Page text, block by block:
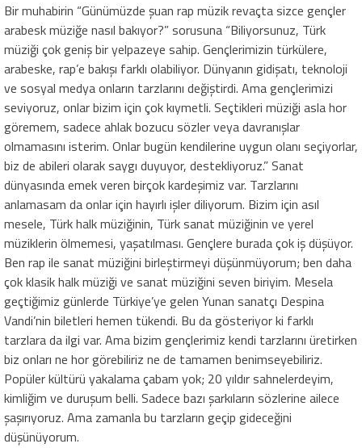
Bir muhabirin “Günümüzde şuan rap müzik revaçta sizce gençler
arabesk müziğe nasıl bakıyor?” sorusuna “Biliyorsunuz, Türk
müziği çok geniş bir yelpazeye sahip. Gençlerimizin türkülere,
arabeske, rap’e bakışı farklı olabiliyor. Dünyanın gidişatı, teknoloji
ve sosyal medya onların tarzlarını değiştirdi. Ama gençlerimizi
seviyoruz, onlar bizim için çok kıymetli. Seçtikleri müziği asla hor
göremem, sadece ahlak bozucu sözler veya davranışlar
olmamasını isterim. Onlar bugün kendilerine uygun olanı seçiyorlar,
biz de abileri olarak saygı duyuyor, destekliyoruz.” Sanat
dünyasında emek veren birçok kardeşimiz var. Tarzlarını
anlamasam da onlar için hayırlı işler diliyorum. Bizim için asıl
mesele, Türk halk müziğinin, Türk sanat müziğinin ve yerel
müziklerin ölmemesi, yaşatılması. Gençlere burada çok iş düşüyor.
Ben rap ile sanat müziğini birleştirmeyi düşünmüyorum; ben daha
çok klasik halk müziği ve sanat müziğini seven biriyim. Mesela
geçtiğimiz günlerde Türkiye’ye gelen Yunan sanatçı Despina
Vandi’nin biletleri hemen tükendi. Bu da gösteriyor ki farklı
tarzlara da ilgi var. Ama bizim gençlerimiz kendi tarzlarını üretirken
biz onları ne hor görebiliriz ne de tamamen benimseyebiliriz.
Popüler kültürü yakalama çabam yok; 20 yıldır sahnelerdeyim,
kimliğim ve duruşum belli. Sadece bazı şarkıların sözlerine ailece
şaşırıyoruz. Ama zamanla bu tarzların geçip gideceğini
düşünüyorum.